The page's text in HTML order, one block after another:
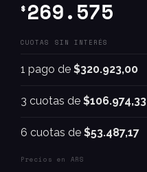
$269.575
CUOTAS SIN INTERÉS
1 pago de $320.923,00
3 cuotas de $106.974,33
6 cuotas de $53.487,17
Precios en ARS